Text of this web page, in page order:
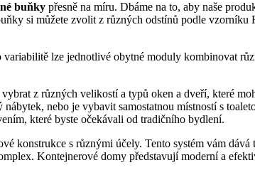
buňky přesně na míru. Dbáme na to, aby naše
si můžete zvolit z různých odstínů podle
lze jednotlivé obytné moduly kombinovat
z různých velikostí a typů oken a dveří, které
nebo je vybavit samostatnou místností s
které byste očekávali od tradičního bydlení.
konstrukce s různými účely. Tento systém vám dává
Kontejnerové domy představují moderní a